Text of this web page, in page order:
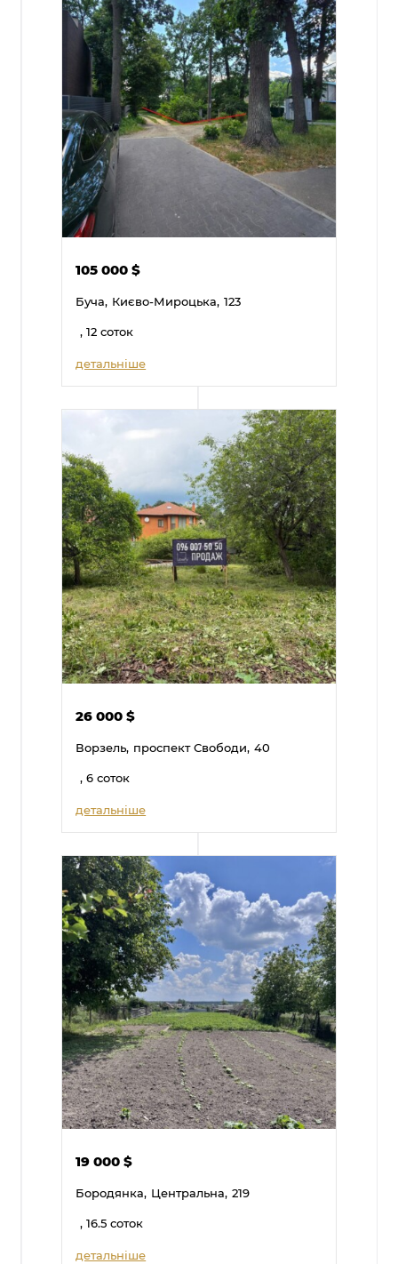
105 000$
Буча, Києво-Мироцька, 123
, 12 соток
детальніше
26 000$
Ворзель, проспект Свободи, 40
, 6 соток
детальніше
19 000$
Бородянка, Центральна, 219
, 16.5 соток
детальніше